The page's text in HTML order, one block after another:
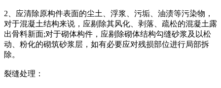
2、应清除原构件表面的尘土、浮浆、污垢、油渍等污染物，
对于混凝土结构来说，应剔除其风化、剥落、疏松的混凝土露
出骨料新面;对于砌体构件，应剔除砌体结构勾缝砂浆及以松
动、粉化的砌筑砂浆层，如有必要应对残损部位进行局部拆
除。
裂缝处理：